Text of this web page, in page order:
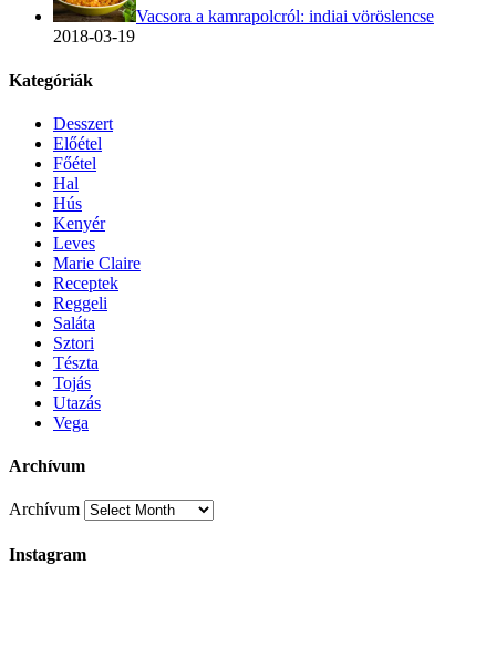
Vacsora a kamrapolcról: indiai vöröslencse
2018-03-19
Kategóriák
Desszert
Előétel
Főétel
Hal
Hús
Kenyér
Leves
Marie Claire
Receptek
Reggeli
Saláta
Sztori
Tészta
Tojás
Utazás
Vega
Archívum
Archívum
Instagram